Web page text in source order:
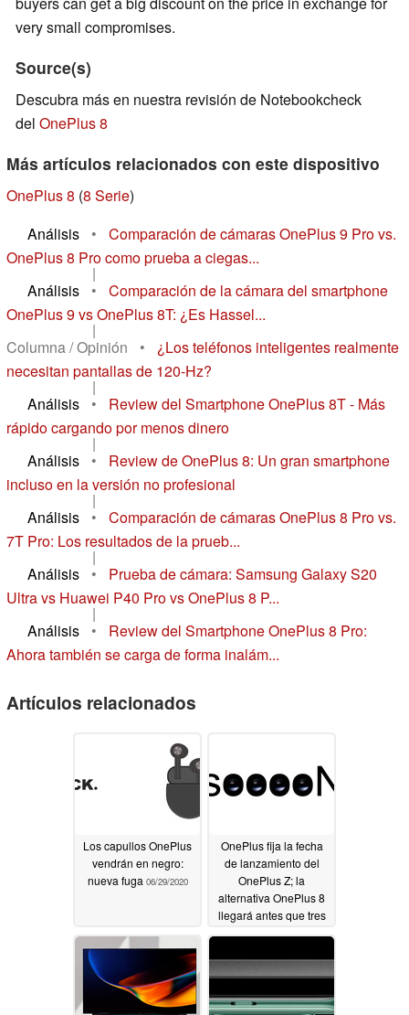
very small compromises.
Source(s)
Descubra más en nuestra revisión de Notebookcheck
del OnePlus 8
Más artículos relacionados con este dispositivo
OnePlus 8 (8 Serie)
Análisis
•
Comparación de cámaras OnePlus 9 Pro vs.
OnePlus 8 Pro como prueba a ciegas...
|
Análisis
•
Comparación de la cámara del smartphone
OnePlus 9 vs OnePlus 8T: ¿Es Hassel...
|
Columna / Opinión
•
¿Los teléfonos inteligentes realmente
necesitan pantallas de 120-Hz?
|
Análisis
•
Review del Smartphone OnePlus 8T - Más
rápido cargando por menos dinero
|
Análisis
•
Review de OnePlus 8: Un gran smartphone
incluso en la versión no profesional
|
Análisis
•
Comparación de cámaras OnePlus 8 Pro vs.
7T Pro: Los resultados de la prueb...
|
Análisis
•
Prueba de cámara: Samsung Galaxy S20
Ultra vs Huawei P40 Pro vs OnePlus 8 P...
|
Análisis
•
Review del Smartphone OnePlus 8 Pro:
Ahora también se carga de forma inalám...
Artículos relacionados
Los capullos OnePlus
vendrán en negro:
nueva fuga 06/29/2020
OnePlus fija la fecha
de lanzamiento del
OnePlus Z; la
alternativa OnePlus 8
llegará antes que tres
nuevos OnePlus Smart